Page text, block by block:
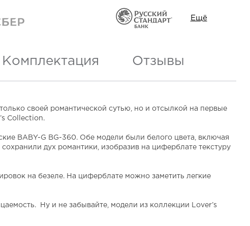
Ещё
Комплектация Отзывы
своей романтической сутью, но и отсылкой на первые
Collection.
BABY-G BG-360. Обе модели были белого цвета, включая
дух романтики, изобразив на циферблате текстуру
на безеле. На циферблате можно заметить легкие
Ну и не забывайте, модели из коллекции Lover’s